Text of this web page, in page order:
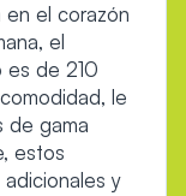
el corazón
el
es de 210
le
de gama
estos
y